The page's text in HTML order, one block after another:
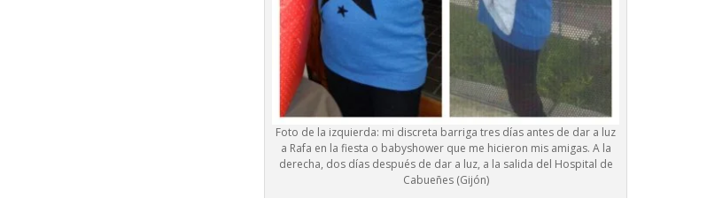
Foto de la izquierda: mi discreta barriga tres días antes de dar a luz
a Rafa en la fiesta o babyshower que me hicieron mis amigas. A la
derecha, dos días después de dar a luz, a la salida del Hospital de
Cabueñes (Gijón)